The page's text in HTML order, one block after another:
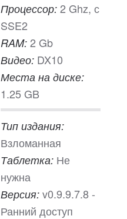
Процессор: 2 Ghz, с
SSE2
RAM: 2 Gb
Видео: DX10
Места на диске:
1.25 GB
Тип издания:
Взломанная
Таблетка: Не
нужна
Версия: v0.9.9.7.8 -
Ранний доступ